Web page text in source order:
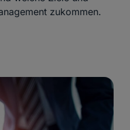
zukommen.